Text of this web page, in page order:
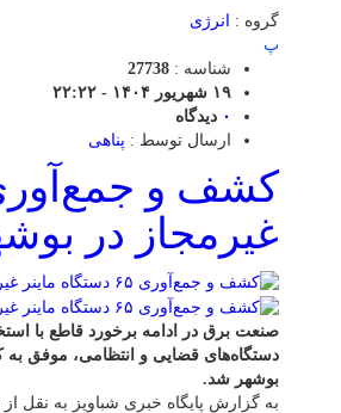
گروه :
انرژی
پ
شناسه : 27738
۱۹ شهریور ۱۴۰۴ - ۲۲:۲۲
۰ دیدگاه
ارسال توسط : پناهی
غیرمجاز در
صنعت برق در ادامه برخورد قاطع با
بوشهر شد.
به گزارش پایگاه خبری شباویز به نقل از